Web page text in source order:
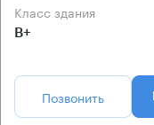
Класс здания
B+
Позвонить